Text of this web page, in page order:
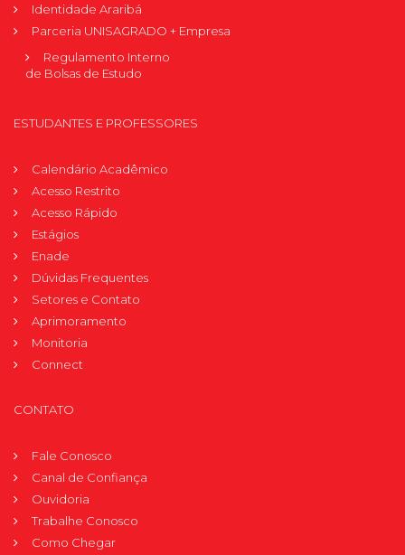
Identidade Araribá
Parceria UNISAGRADO + Empresa
Regulamento Interno
de Bolsas de Estudo
ESTUDANTES E PROFESSORES
Calendário Acadêmico
Acesso Restrito
Acesso Rápido
Estágios
Enade
Dúvidas Frequentes
Setores e Contato
Aprimoramento
Monitoria
Connect
CONTATO
Fale Conosco
Canal de Confiança
Ouvidoria
Trabalhe Conosco
Como Chegar